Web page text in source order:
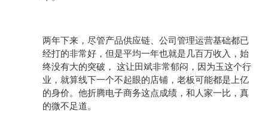
两年下来，尽管产品供应链、公司管理运营基础都已
经打的非常好，但是平均一年也就是几百万收入，始
终没有大的突破，
这让田斌非常郁闷，因为玉这个行
业，就算线下一个不起眼的店铺，老板可能都是上亿
的身价。他折腾电子商务这点成绩，和人家一比，真
的微不足道。